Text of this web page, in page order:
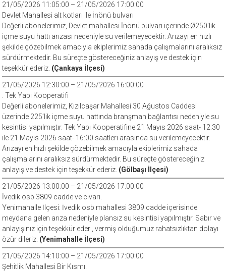
21/05/2026 11:05:00 – 21/05/2026 17:00:00
Devlet Mahallesi alt kotları ile İnönü bulvarı
Değerli abonelerimiz, Devlet mahallesi İnönü bulvarı içerinde Ø250’lik
içme suyu hattı arızası nedeniyle su verilemeyecektir. Arızayı en hızlı
şekilde çözebilmek amacıyla ekiplerimiz sahada çalışmalarını aralıksız
sürdürmektedir. Bu süreçte göstereceğiniz anlayış ve destek için
teşekkür ederiz. (Çankaya İlçesi)
21/05/2026 12:30:00 – 21/05/2026 16:00:00
. Tek Yapı Kooperatifi
Değerli abonelerimiz, Kızılcaşar Mahallesi 30 Ağustos Caddesi
üzerinde 225’lik içme suyu hattında branşman bağlantısı nedeniyle su
kesintisi yapılmıştır. Tek Yapı Kooperatifine 21 Mayıs 2026 saat- 12:30
ile 21 Mayıs 2026 saat- 16:00 saatleri arasında su verilemeyecektir.
Arızayı en hızlı şekilde çözebilmek amacıyla ekiplerimiz sahada
çalışmalarını aralıksız sürdürmektedir. Bu süreçte göstereceğiniz
anlayış ve destek için teşekkür ederiz. (Gölbaşı İlçesi)
21/05/2026 13:00:00 – 21/05/2026 17:00:00
İvedik osb 3809 cadde ve civarı.
Yenimahalle İlçesi: İvedik osb mahallesi 3809 cadde içerisinde
meydana gelen arıza nedeniyle plansız su kesintisi yapılmıştır. Sabır ve
anlayışınız için teşekkür eder , vermiş olduğumuz rahatsızlıktan dolayı
özür dileriz. (Yenimahalle İlçesi)
21/05/2026 14:10:00 – 21/05/2026 17:00:00
Şehitlik Mahallesi Bir Kısmı.